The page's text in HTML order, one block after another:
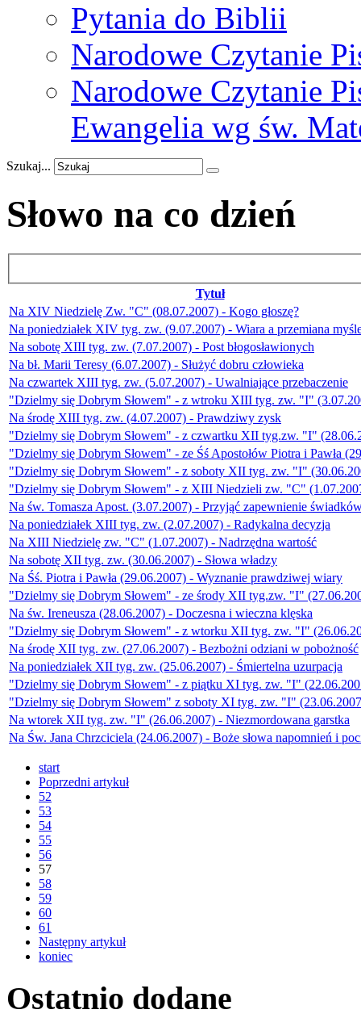
Pytania do Biblii
Narodowe Czytanie
Narodowe Czytanie
Ewangelia wg św.
Szukaj...
Słowo na co dzień
Tytuł
Na XIV Niedzielę Zw. "C" (08.07.2007) - Kogo głoszę?
Na poniedziałek XIV tyg. zw. (9.07.2007) - Wiara a przemiana
Na sobotę XIII tyg. zw. (7.07.2007) - Post błogosławionych
Na bł. Marii Teresy (6.07.2007) - Służyć dobru człowieka
Na czwartek XIII tyg. zw. (5.07.2007) - Uwalniające przebaczenie
"Dzielmy się Dobrym Słowem" - z wtroku XIII tyg. zw. "I"
Na środę XIII tyg. zw. (4.07.2007) - Prawdziwy zysk
"Dzielmy się Dobrym Słowem" - z czwartku XII tyg.zw. "I"
"Dzielmy się Dobrym Słowem" - ze Śś Apostołów Piotra i Pawła
"Dzielmy się Dobrym Słowem" - z soboty XII tyg. zw. "I"
"Dzielmy się Dobrym Słowem" - z XIII Niedzieli zw. "C"
Na św. Tomasza Apost. (3.07.2007) - Przyjąć zapewnienie
Na poniedziałek XIII tyg. zw. (2.07.2007) - Radykalna decyzja
Na XIII Niedzielę zw. "C" (1.07.2007) - Nadrzędna wartość
Na sobotę XII tyg. zw. (30.06.2007) - Słowa władzy
Na Śś. Piotra i Pawła (29.06.2007) - Wyznanie prawdziwej wiary
"Dzielmy się Dobrym Słowem" - ze środy XII tyg.zw. "I"
Na św. Ireneusza (28.06.2007) - Doczesna i wieczna klęska
"Dzielmy się Dobrym Słowem" - z wtorku XII tyg. zw. "I"
Na środę XII tyg. zw. (27.06.2007) - Bezbożni odziani w pobożność
Na poniedziałek XII tyg. zw. (25.06.2007) - Śmiertelna uzurpacja
"Dzielmy się Dobrym Słowem" - z piątku XI tyg. zw. "I"
"Dzielmy się Dobrym Słowem" z soboty XI tyg. zw. "I"
Na wtorek XII tyg. zw. "I" (26.06.2007) - Niezmordowana garstka
Na Św. Jana Chrzciciela (24.06.2007) - Boże słowa napomnień i
start
Poprzedni artykuł
52
53
54
55
56
57
58
59
60
61
Następny artykuł
koniec
Ostatnio dodane